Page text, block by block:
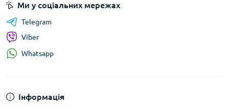
Інформація
Ми у соціальних мережах
Telegram
Viber
Whatsapp